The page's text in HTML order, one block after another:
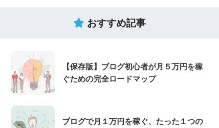
おすすめ記事
【保存版】ブログ初心者が月５万円を稼
ぐための完全ロードマップ
ブログで月１万円を稼ぐ、たった１つの